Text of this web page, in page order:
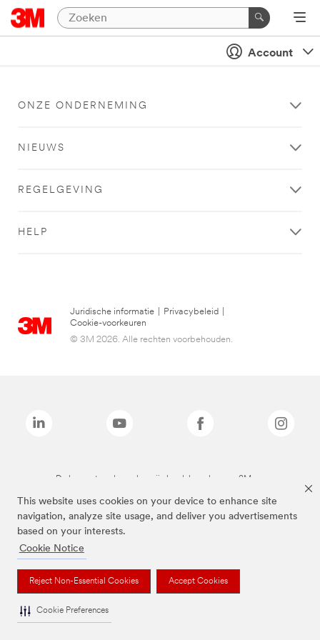
This website uses cookies on your device to enhance site
navigation, analyze site usage, and deliver you advertisements
based on your interests.
Cookie Notice
Reject Non-Essential Cookies Accept Cookies
Cookie Preferences
Account
ONZE ONDERNEMING
NIEUWS
REGELGEVING
HELP
Juridische informatie Privacybeleid
Cookie-voorkeuren
© 3M 2026. Alle rechten voorbehouden.
De bovenstaande merken zijn handelsmerken van 3M.we